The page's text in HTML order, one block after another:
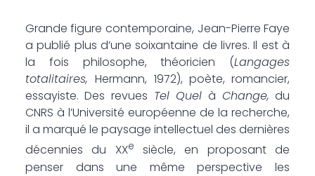
Grande figure contemporaine, Jean-Pierre Faye
a publié plus d’une soixantaine de livres. Il est à
la fois philosophe, théoricien (Langages
totalitaires,Hermann, 1972), poète, romancier,
essayiste. Des revues Tel Quel à Change, du
CNRS à l’Université européenne de la recherche,
il a marqué le paysage intellectuel des dernières
décennies du XXe
siècle, en proposant de
penser dans une même perspective les